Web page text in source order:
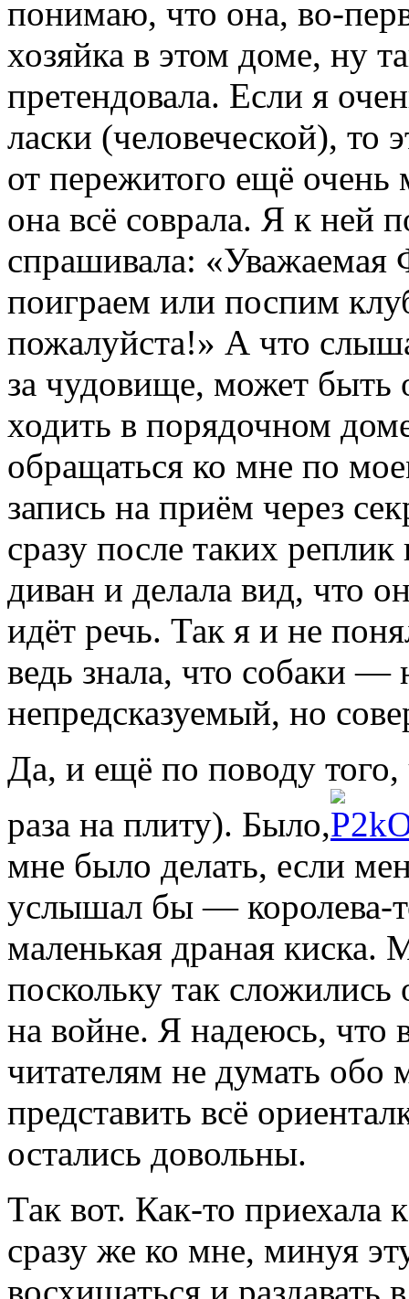
понимаю, что она, во-
хозяйка в этом доме, ну
претендовала. Если я
ласки (человеческой), то
от пережитого ещё
она всё соврала. Я к ней
спрашивала: «Уважаемая
поиграем или поспим
пожалуйста!» А что
за чудовище, может быть
ходить в порядочном
обращаться ко мне по
запись на приём через
сразу после таких
диван и делала вид, что
идёт речь. Так я и не
ведь знала, что собаки —
непредсказуемый, но
Да, и ещё по поводу того,
раза на плиту). Было,
мне было делать, если
услышал бы — королева-
маленькая драная киска.
поскольку так сложились
на войне. Я надеюсь, что
читателям не думать обо
представить всё
остались довольны.
Так вот. Как-то приехала
сразу же ко мне, минуя
восхищаться и раздавать